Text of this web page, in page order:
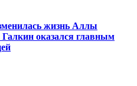
жизнь Аллы
оказался главным